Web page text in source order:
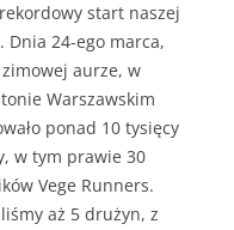
start naszej
Dnia 24-ego marca,
aurze, w
Warszawskim
ponad 10 tysięcy
w tym prawie 30
Vege Runners.
aż 5 drużyn, z